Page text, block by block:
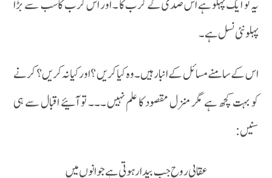
یہ تو ایک پہلو ہے اس صدی کے کرب کا ۔ اور اس کرب کاسب سے بڑا
پہلو نئی نسل ہے ۔
اس کے سامنے مسائل کے انبار ہیں ۔ وہ کیا کریں ؟اور کیا نہ کریں ؟ کرنے
کو بہت کچھ ہے مگر منزل مقصود کا علم نہیں ۔۔۔ تو آئیے اقبال سے ہی
سنیں :
عقابی روح جب بیدار ہوتی ہے جوانوں میں